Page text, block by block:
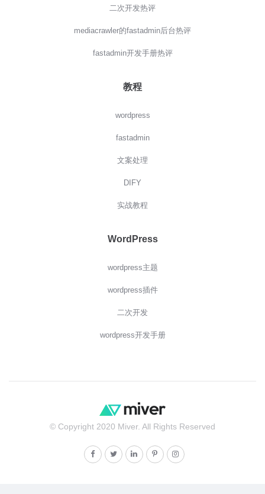
二次开发热评
mediacrawler的fastadmin后台热评
fastadmin开发手册热评
教程
wordpress
fastadmin
文案处理
DIFY
实战教程
WordPress
wordpress主题
wordpress插件
二次开发
wordpress开发手册
© Copyright 2020 Miver. All Rights Reserved